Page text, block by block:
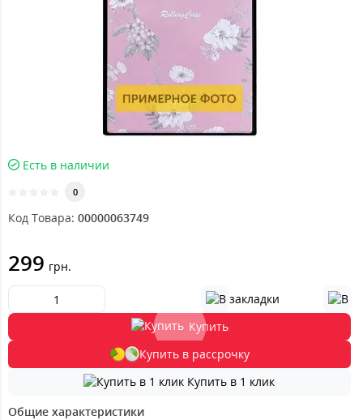
Есть в наличии
0
Код Товара: 00000063749
299 грн.
Купить
Купить в рассрочку
Купить в 1 клик
Общие характеристики